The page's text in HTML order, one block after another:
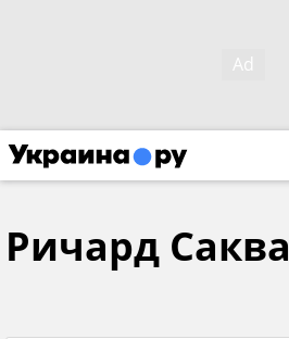
Ричард Саква